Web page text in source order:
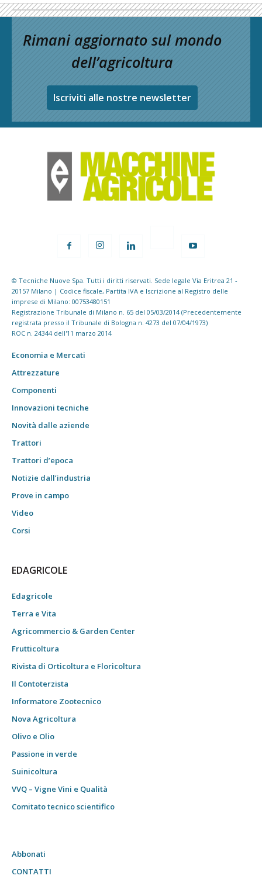
Rimani aggiornato sul mondo
dell’agricoltura
Iscriviti alle nostre newsletter
© Tecniche Nuove Spa. Tutti i diritti riservati. Sede legale Via Eritrea 21 -
20157 Milano | Codice fiscale, Partita IVA e Iscrizione al Registro delle
imprese di Milano: 00753480151
Registrazione Tribunale di Milano n. 65 del 05/03/2014 (Precedentemente
registrata presso il Tribunale di Bologna n. 4273 del 07/04/1973)
ROC n. 24344 dell'11 marzo 2014
Economia e Mercati
Attrezzature
Componenti
Innovazioni tecniche
Novità dalle aziende
Trattori
Trattori d’epoca
Notizie dall’industria
Prove in campo
Video
Corsi
EDAGRICOLE
Edagricole
Terra e Vita
Agricommercio & Garden Center
Frutticoltura
Rivista di Orticoltura e Floricoltura
Il Contoterzista
Informatore Zootecnico
Nova Agricoltura
Olivo e Olio
Passione in verde
Suinicoltura
VVQ – Vigne Vini e Qualità
Comitato tecnico scientifico
Abbonati
CONTATTI